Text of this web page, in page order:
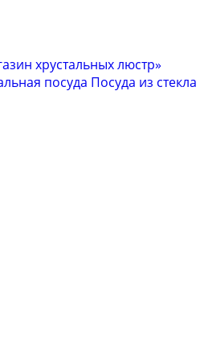
посуда Посуда из стекла